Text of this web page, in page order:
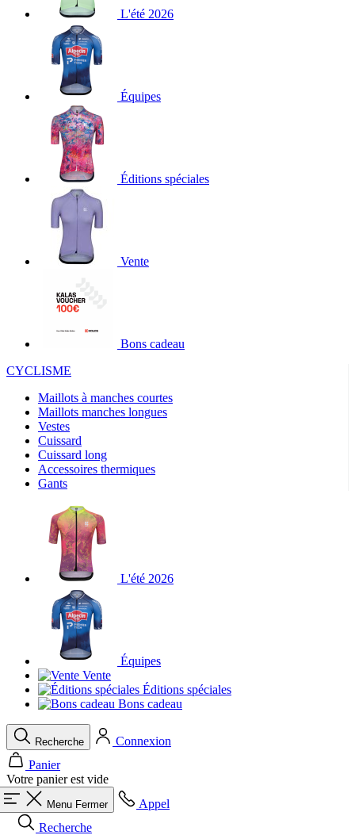
L'été 2026
Équipes
Éditions spéciales
Vente
Bons cadeau
CYCLISME
Maillots à manches courtes
Maillots manches longues
Vestes
Cuissard
Cuissard long
Accessoires thermiques
Gants
L'été 2026
Équipes
Vente
Éditions spéciales
Bons cadeau
Recherche
Connexion
Panier
Votre panier est vide
Menu Fermer
Appel
Recherche